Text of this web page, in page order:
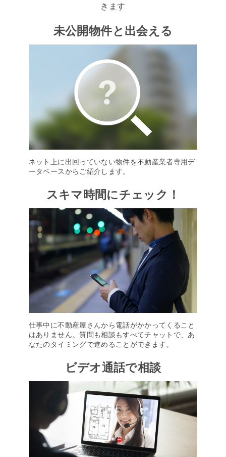
きます
未公開物件と出会える
ネット上に出回っていない物件を不動産業者専用デ
ータベースからご紹介します。
スキマ時間にチェック！
仕事中に不動産屋さんから電話がかかってくること
はありません。質問も相談もすべてチャットで、あ
なたのタイミングで進めることができます。
ビデオ通話で相談